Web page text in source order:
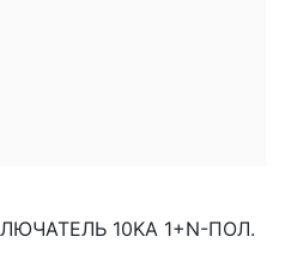
10KA 1+N-ПОЛ.